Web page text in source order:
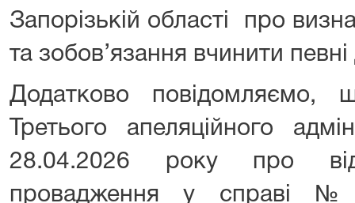
Запорізькій області про
та зобов’язання вчинити певні
Додатково повідомляємо,
Третього апеляційного
28.04.2026 року про
провадження у справі